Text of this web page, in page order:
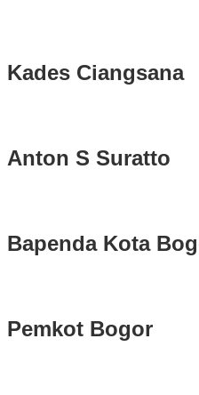
Kades Ciangsana
Anton S Suratto
Bapenda Kota
Pemkot Bogor